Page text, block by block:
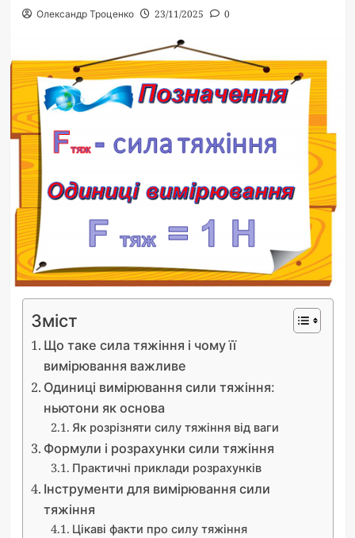
Олександр Троценко 23/11/2025 0
Зміст
Що таке сила тяжіння і чому її
вимірювання важливе
Одиниці вимірювання сили тяжіння:
ньютони як основа
Як розрізняти силу тяжіння від ваги
Формули і розрахунки сили тяжіння
Практичні приклади розрахунків
Інструменти для вимірювання сили
тяжіння
Цікаві факти про силу тяжіння